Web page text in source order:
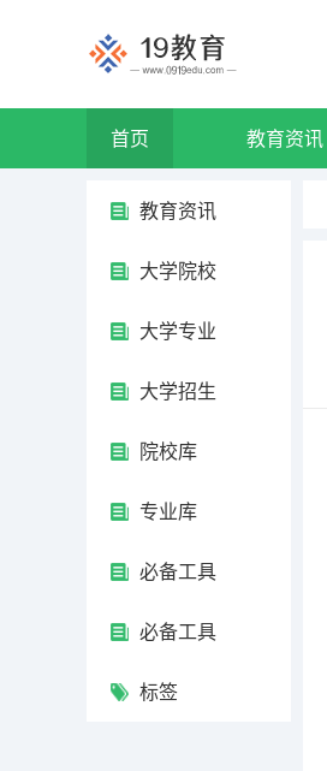
首页 教育资讯
教育资讯
大学院校
大学专业
大学招生
院校库
专业库
必备工具
必备工具
标签